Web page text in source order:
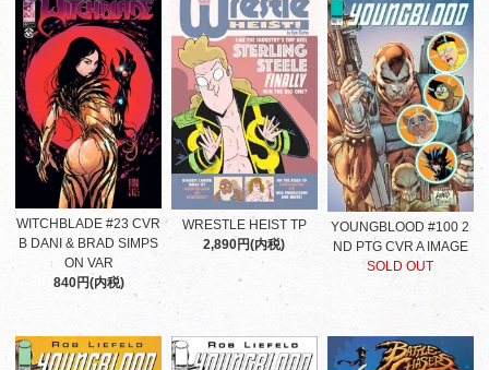
WITCHBLADE #23 CVR
B DANI & BRAD SIMPS
ON VAR
840円(内税)
WRESTLE HEIST TP
2,890円(内税)
YOUNGBLOOD #100 2
ND PTG CVR A IMAGE
SOLD OUT